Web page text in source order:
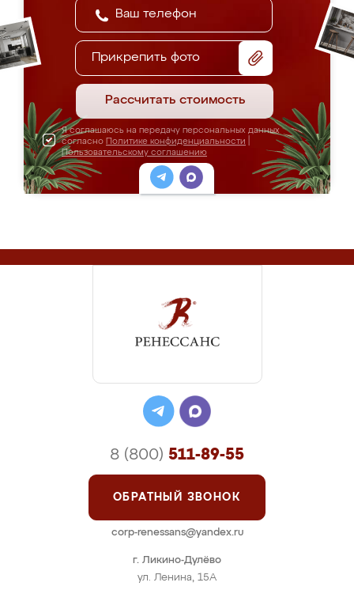
Прикрепить фото
Рассчитать стоимость
Я соглашаюсь на передачу персональных данных
согласно Политике конфиденциальности
Пользовательскому соглашению
г. Ликино-Дулёво
ул. Ленина, 15А
8 (800) 511-89-55
ОБРАТНЫЙ ЗВОНОК
corp-renessans@yandex.ru